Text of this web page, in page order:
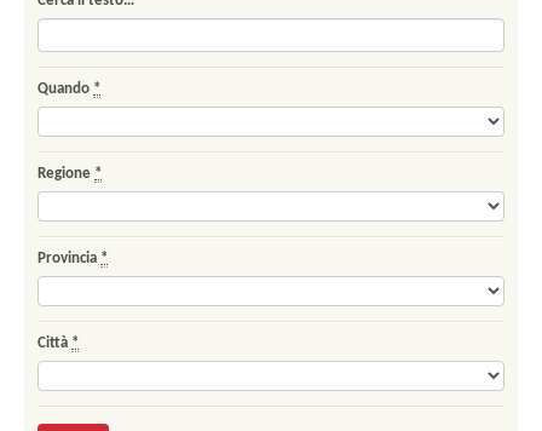
Quando *
Regione *
Provincia *
Città *